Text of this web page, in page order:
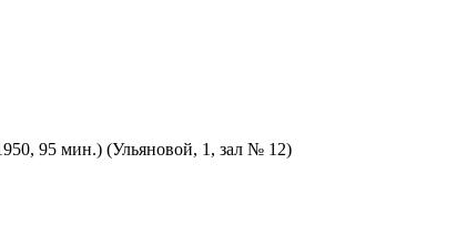
95 мин.) (Ульяновой, 1, зал № 12)